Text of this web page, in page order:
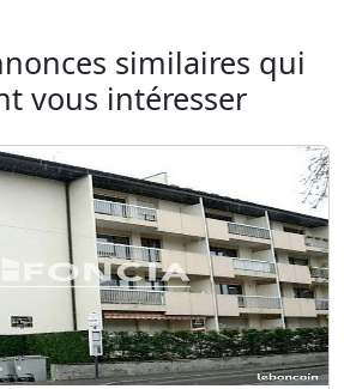
similaires qui
vous intéresser